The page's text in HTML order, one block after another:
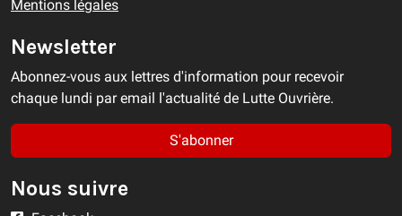
Mentions légales
Newsletter
Abonnez-vous aux lettres d'information pour recevoir
chaque lundi par email l'actualité de Lutte Ouvrière.
S'abonner
Nous suivre